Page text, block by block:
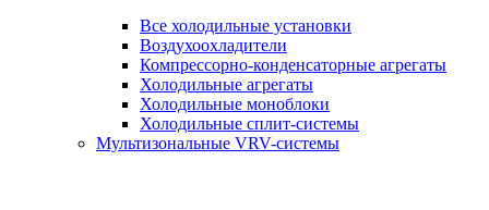
Все холодильные установки
Воздухоохладители
Компрессорно-конденсаторные агрегаты
Холодильные агрегаты
Холодильные моноблоки
Холодильные сплит-системы
Мультизональные VRV-системы